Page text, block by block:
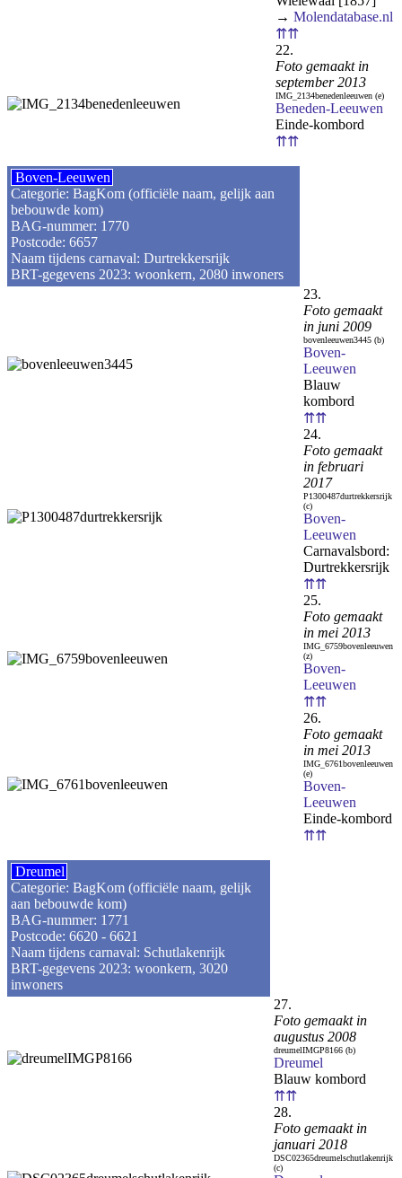
→ Molendatabase.nl
⇈⇈
22.
Foto gemaakt in
september 2013
IMG_2134benedenleeuwen (e)
Beneden-Leeuwen
Einde-kombord
⇈⇈
Boven-Leeuwen
Categorie: BagKom (officiële naam, gelijk aan
bebouwde kom)
BAG-nummer: 1770
Postcode: 6657
Naam tijdens carnaval: Durtrekkersrijk
BRT-gegevens 2023: woonkern, 2080 inwoners
23.
Foto gemaakt
in juni 2009
bovenleeuwen3445 (b)
Boven-
Leeuwen
Blauw
kombord
⇈⇈
24.
Foto gemaakt
in februari
2017
P1300487durtrekkersrijk
(c)
Boven-
Leeuwen
Carnavalsbord:
Durtrekkersrijk
⇈⇈
25.
Foto gemaakt
in mei 2013
IMG_6759bovenleeuwen
(z)
Boven-
Leeuwen
⇈⇈
26.
Foto gemaakt
in mei 2013
IMG_6761bovenleeuwen
(e)
Boven-
Leeuwen
Einde-kombord
⇈⇈
Dreumel
Categorie: BagKom (officiële naam, gelijk
aan bebouwde kom)
BAG-nummer: 1771
Postcode: 6620 - 6621
Naam tijdens carnaval: Schutlakenrijk
BRT-gegevens 2023: woonkern, 3020
inwoners
27.
Foto gemaakt in
augustus 2008
dreumelIMGP8166 (b)
Dreumel
Blauw kombord
⇈⇈
28.
Foto gemaakt in
januari 2018
DSC02365dreumelschutlakenrijk
(c)